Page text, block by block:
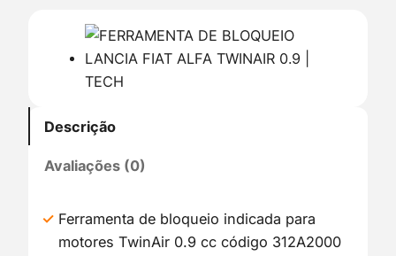
Descrição
Avaliações (0)
Ferramenta de bloqueio indicada para
motores TwinAir 0.9 cc código 312A2000